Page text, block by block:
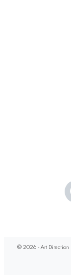
© 2026 - Art Direction